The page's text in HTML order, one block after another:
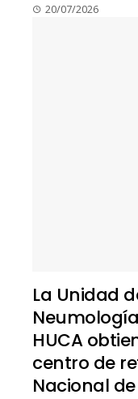
20/07/2026
La Unidad
HUCA
centro de
Nacional